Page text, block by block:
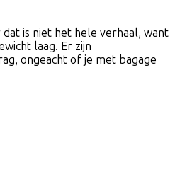
is niet het hele verhaal, want
laag. Er zijn
ongeacht of je met bagage